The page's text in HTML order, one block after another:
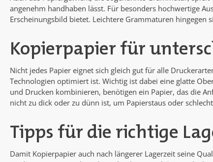
angenehm handhaben lässt. Für besonders hochwertige
Erscheinungsbild bietet. Leichtere Grammaturen
Kopierpapier für
Nicht jedes Papier eignet sich gleich gut für alle
Technologien optimiert ist. Wichtig ist dabei eine glatte
und Drucken kombinieren, benötigen ein Papier, das die
nicht zu dick oder zu dünn ist, um Papierstaus oder
Tipps für die richtige
Damit Kopierpapier auch nach längerer Lagerzeit seine